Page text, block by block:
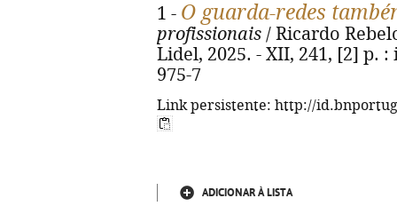
1 - O guarda-redes
profissionais / Ricardo
Lidel, 2025. - XII, 241, [2] p. :
975-7
Link persistente: http://
ADICIONAR À LISTA